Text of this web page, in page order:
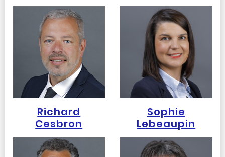
Richard
Cesbron
Sophie
Lebeaupin